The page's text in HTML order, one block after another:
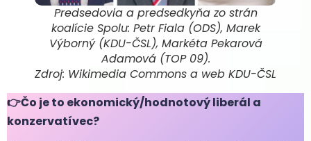
Predsedovia a predsedkyňa zo strán
koalície Spolu: Petr Fiala (ODS), Marek
Výborný (KDU-ČSL), Markéta Pekarová
Adamová (TOP 09).
Zdroj: Wikimedia Commons a web KDU-ČSL
👉Čo je to ekonomický/hodnotový liberál a
konzervatívec?